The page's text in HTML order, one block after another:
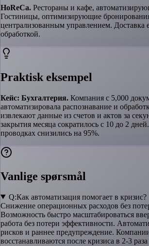
HoReCa. Рестораны и кафе,
Гостиницы, оптимизирующие
централизованным управлением. Доставка
обработкой.
Praktisk eksempel
Кейс: Бухгалтерия. Компания с 5,000
автоматизировала распознавание и
извлекают данные из счетов и актов за
закрытия месяца сократилось с 10 до 2
проводках снизились на 95%.
Vanlige spørsmål
Q:Как автоматизация помогает в кризис?
Снижение операционных расходов без
Возможность быстро масштабироваться
работа без потери эффективности.
рисков и раннее предупреждение.
восстанавливаются после кризиса в 2-3